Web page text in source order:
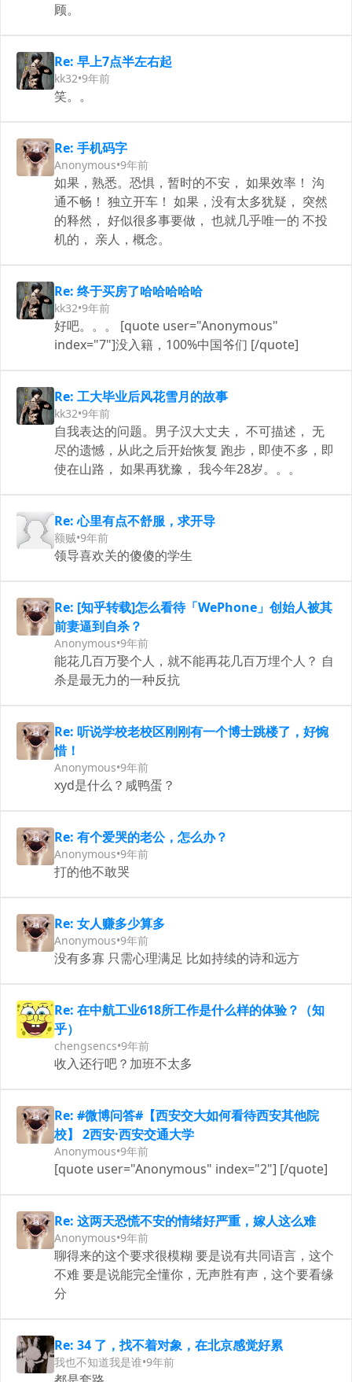
顾。
Re: 早上7点半左右起
kk32•9年前
笑。。
Re: 手机码字
Anonymous•9年前
如果，熟悉。恐惧，暂时的不安， 如果效率！ 沟
通不畅！ 独立开车！ 如果，没有太多犹疑， 突然
的释然， 好似很多事要做， 也就几乎唯一的 不投
机的， 亲人，概念。
Re: 终于买房了哈哈哈哈哈
kk32•9年前
好吧。。。 [quote user="Anonymous"
index="7"]没入籍，100%中国爷们 [/quote]
Re: 工大毕业后风花雪月的故事
kk32•9年前
自我表达的问题。男子汉大丈夫， 不可描述， 无
尽的遗憾，从此之后开始恢复 跑步，即使不多，即
使在山路， 如果再犹豫， 我今年28岁。。。
Re: 心里有点不舒服，求开导
额贼•9年前
领导喜欢关的傻傻的学生
Re: [知乎转载]怎么看待「WePhone」创始人被其
前妻逼到自杀？
Anonymous•9年前
能花几百万娶个人，就不能再花几百万埋个人？ 自
杀是最无力的一种反抗
Re: ​听说学校老校区刚刚有一个博士跳楼了，好惋
惜！
Anonymous•9年前
xyd是什么？咸鸭蛋？
Re: 有个爱哭的老公，怎么办？
Anonymous•9年前
打的他不敢哭
Re: ​女人赚多少算多
Anonymous•9年前
没有多寡 只需心理满足 比如持续的诗和远方
Re: 在中航工业618所工作是什么样的体验？（知
乎）
chengsencs•9年前
收入还行吧？加班不太多
Re: #微博问答#【西安交大如何看待西安其他院
校】 2西安·西安交通大学 ​​​​
Anonymous•9年前
[quote user="Anonymous" index="2"] [/quote]
Re: ​这两天恐慌不安的情绪好严重，嫁人这么难
Anonymous•9年前
聊得来的这个要求很模糊 要是说有共同语言，这个
不难 要是说能完全懂你，无声胜有声，这个要看缘
分
Re: 34 了，找不着对象，在北京感觉好累
我也不知道我是谁•9年前